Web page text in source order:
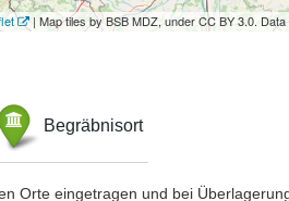
| Map tiles by BSB MDZ, under CC BY 3.0.
Begräbnisort
Orte eingetragen und bei